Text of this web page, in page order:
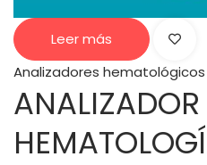
Leer más
Analizadores hematológicos
ANALIZADOR